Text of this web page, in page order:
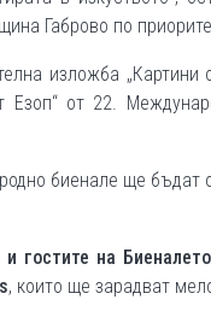
Габрово по
изложба
Езоп“ от 22.
биенале ще
гостите на
, които ще зарадват